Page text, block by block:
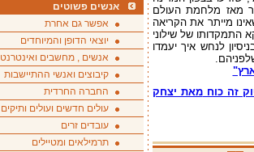
מאז מלחמת העולם
מייתר את הקריאה
התמקדותו של שילוני
לנחש איך יעמדו
זה כוחמאת יצחק
אנשים פשוטים
אפשר גם אחרת
יוצאי הדופן והמיוחדים
אנשים , מחשבים ואינטרנט
קיבוצים ואנשי ההתיישבות
החברה החרדית
עולים חדשים ועולים ותיקים
עובדים זרים
תרמילאים ומטיילים